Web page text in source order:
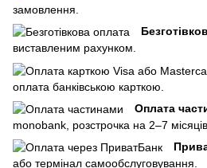
замовлення.
виставленим рахунком.
оплата банківською карткою.
Оплата
monobank, розстрочка на 2–7 місяців.
або термінал самообслуговування.